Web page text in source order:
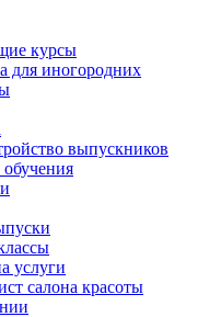
курсы
для иногородних
выпускников
услуги
салона красоты